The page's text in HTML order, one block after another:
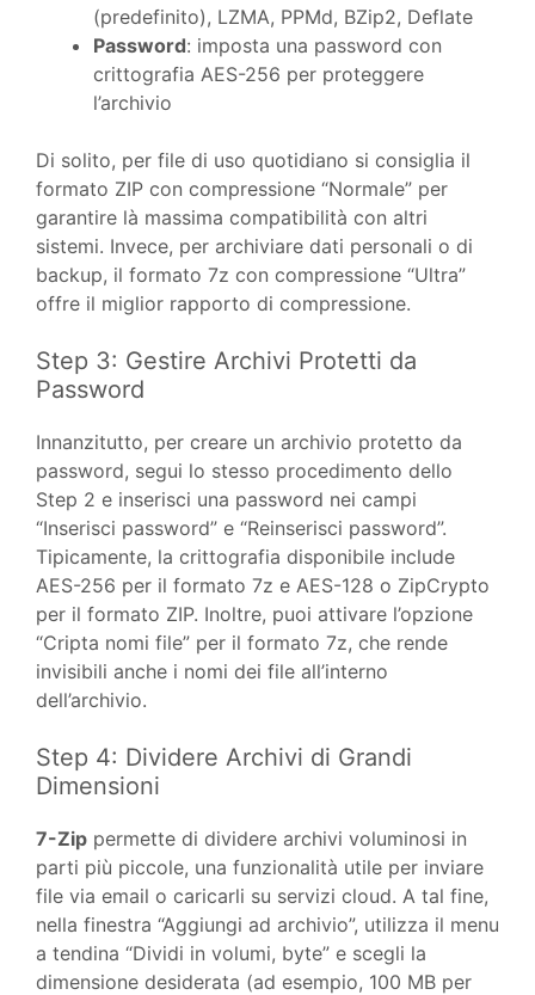
(predefinito), LZMA, PPMd, BZip2, Deflate
Password: imposta una password con
crittografia AES-256 per proteggere
l’archivio
Di solito, per file di uso quotidiano si consiglia il
formato ZIP con compressione “Normale” per
garantire là massima compatibilità con altri
sistemi. Invece, per archiviare dati personali o di
backup, il formato 7z con compressione “Ultra”
offre il miglior rapporto di compressione.
Step 3: Gestire Archivi Protetti da
Password
Innanzitutto, per creare un archivio protetto da
password, segui lo stesso procedimento dello
Step 2 e inserisci una password nei campi
“Inserisci password” e “Reinserisci password”.
Tipicamente, la crittografia disponibile include
AES-256 per il formato 7z e AES-128 o ZipCrypto
per il formato ZIP. Inoltre, puoi attivare l’opzione
“Cripta nomi file” per il formato 7z, che rende
invisibili anche i nomi dei file all’interno
dell’archivio.
Step 4: Dividere Archivi di Grandi
Dimensioni
7-Zip permette di dividere archivi voluminosi in
parti più piccole, una funzionalità utile per inviare
file via email o caricarli su servizi cloud. A tal fine,
nella finestra “Aggiungi ad archivio”, utilizza il menu
a tendina “Dividi in volumi, byte” e scegli la
dimensione desiderata (ad esempio, 100 MB per